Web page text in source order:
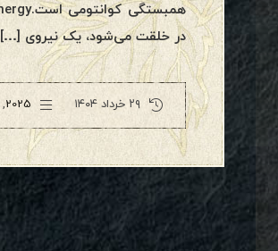
در خلقت می‌شود، یک نیروی […]
۲۹ خرداد ۱۴۰۴ 2025
,